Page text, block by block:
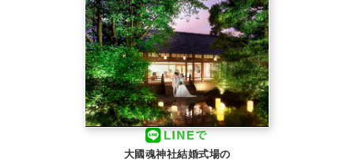
大國魂神社結婚式場の